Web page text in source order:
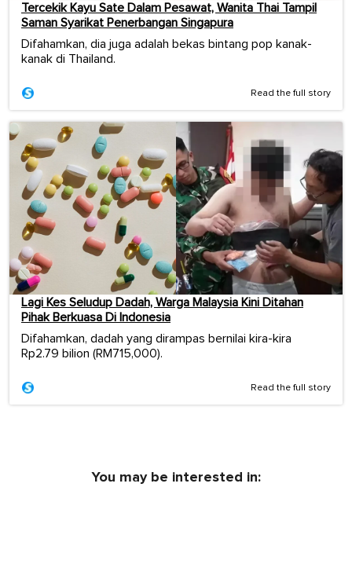
Tercekik Kayu Sate Dalam Pesawat, Wanita Thai Tampil
Saman Syarikat Penerbangan Singapura
Difahamkan, dia juga adalah bekas bintang pop kanak-
kanak di Thailand.
Read the full story
Lagi Kes Seludup Dadah, Warga Malaysia Kini Ditahan
Pihak Berkuasa Di Indonesia
Difahamkan, dadah yang dirampas bernilai kira-kira
Rp2.79 bilion (RM715,000).
Read the full story
You may be interested in: